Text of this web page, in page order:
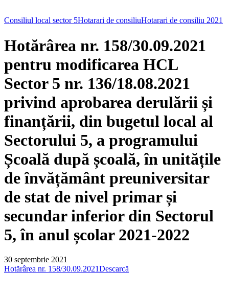
Consiliul local sector 5Hotarari de consiliuHotarari de consiliu 2021
Hotărârea nr. 158/30.09.2021
pentru modificarea HCL
Sector 5 nr. 136/18.08.2021
privind aprobarea derulării și
finanțării, din bugetul local al
Sectorului 5, a programului
Școală după școală, în unitățile
de învățământ preuniversitar
de stat de nivel primar și
secundar inferior din Sectorul
5, în anul școlar 2021-2022
30 septembrie 2021
Hotărârea nr. 158/30.09.2021Descarcă